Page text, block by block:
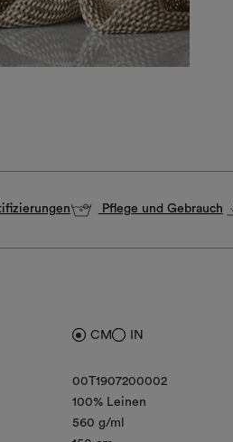
Pflege und Gebrauch
CM IN
00T1907200002
100% Leinen
560 g/ml